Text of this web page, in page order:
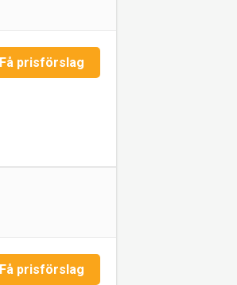
Få prisförslag
Få prisförslag